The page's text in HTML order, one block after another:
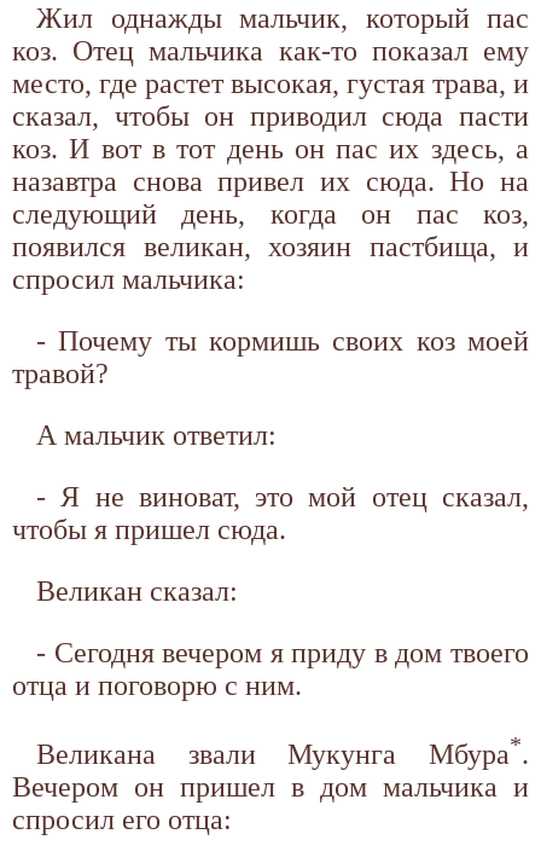
Жил однажды мальчик, который пас
коз. Отец мальчика как-то показал ему
место, где растет высокая, густая трава, и
сказал, чтобы он приводил сюда пасти
коз. И вот в тот день он пас их здесь, а
назавтра снова привел их сюда. Но на
следующий день, когда он пас коз,
появился великан, хозяин пастбища, и
спросил мальчика:
- Почему ты кормишь своих коз моей
травой?
А мальчик ответил:
- Я не виноват, это мой отец сказал,
чтобы я пришел сюда.
Великан сказал:
- Сегодня вечером я приду в дом твоего
отца и поговорю с ним.
Великана звали Мукунга Мбура*.
Вечером он пришел в дом мальчика и
спросил его отца: